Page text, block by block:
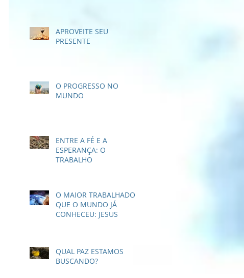
APROVEITE SEU
PRESENTE
O PROGRESSO NO
MUNDO
ENTRE A FÉ E A
ESPERANÇA: O
TRABALHO
O MAIOR TRABALHADOR
QUE O MUNDO JÁ
CONHECEU: JESUS
QUAL PAZ ESTAMOS
BUSCANDO?